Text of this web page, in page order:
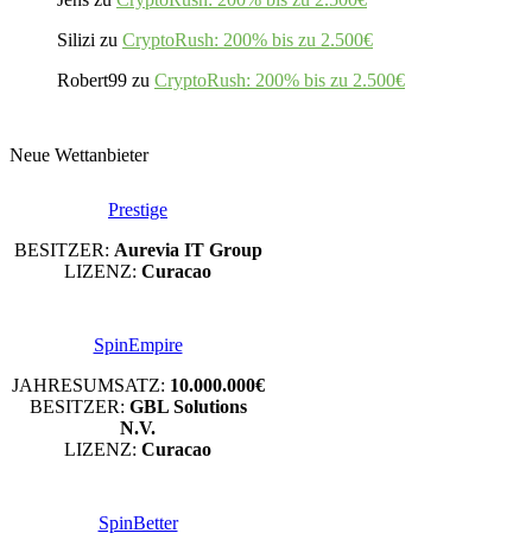
Silizi zu CryptoRush: 200% bis zu 2.500€
Robert99 zu CryptoRush: 200% bis zu 2.500€
Neue Wettanbieter
Prestige
BESITZER: Aurevia IT Group
LIZENZ: Curacao
SpinEmpire
JAHRESUMSATZ: 10.000.000€
BESITZER: GBL Solutions
N.V.
LIZENZ: Curacao
SpinBetter